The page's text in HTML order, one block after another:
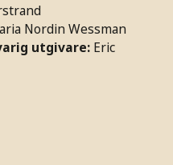
Nordin Wessman
utgivare: Eric